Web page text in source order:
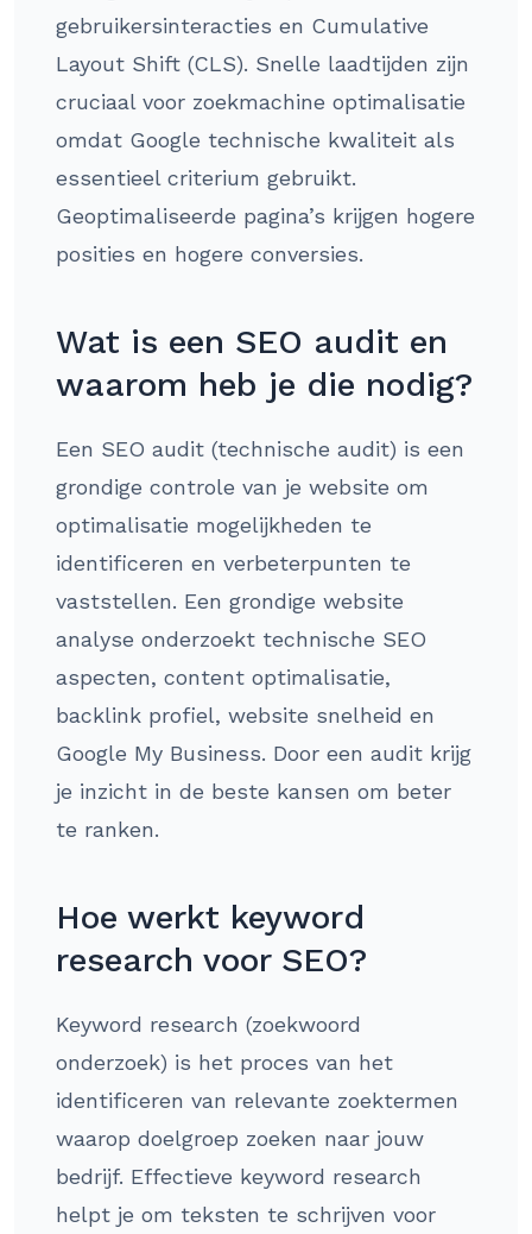
gebruikersinteracties en Cumulative
Layout Shift (CLS). Snelle laadtijden zijn
cruciaal voor zoekmachine optimalisatie
omdat Google technische kwaliteit als
essentieel criterium gebruikt.
Geoptimaliseerde pagina’s krijgen hogere
posities en hogere conversies.
Wat is een SEO audit en
waarom heb je die nodig?
Een SEO audit (technische audit) is een
grondige controle van je website om
optimalisatie mogelijkheden te
identificeren en verbeterpunten te
vaststellen. Een grondige website
analyse onderzoekt technische SEO
aspecten, content optimalisatie,
backlink profiel, website snelheid en
Google My Business. Door een audit krijg
je inzicht in de beste kansen om beter
te ranken.
Hoe werkt keyword
research voor SEO?
Keyword research (zoekwoord
onderzoek) is het proces van het
identificeren van relevante zoektermen
waarop doelgroep zoeken naar jouw
bedrijf. Effectieve keyword research
helpt je om teksten te schrijven voor